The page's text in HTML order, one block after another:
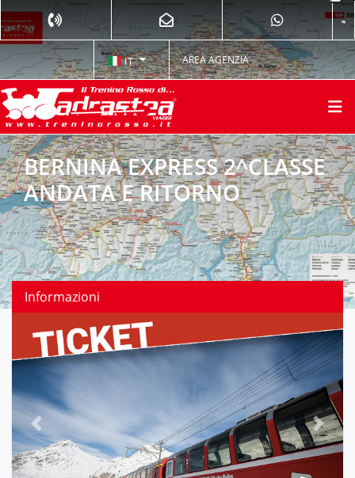
IT AREA AGENZIA
BERNINA EXPRESS 2^CLASSE
ANDATA E RITORNO
Informazioni
Previous Next